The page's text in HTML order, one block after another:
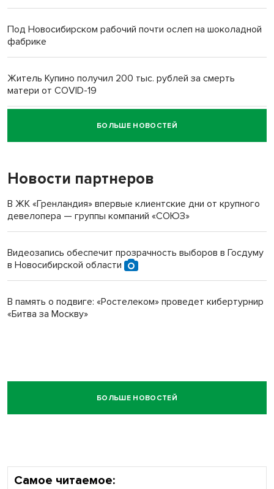
Под Новосибирском рабочий почти ослеп на шоколадной
фабрике
Житель Купино получил 200 тыс. рублей за смерть
матери от COVID-19
Новосибирский суд наказал водителя за смерть
пенсионерки на вокзале
БОЛЬШЕ НОВОСТЕЙ
Новости партнеров
В ЖК «Гренландия» впервые клиентские дни от крупного
девелопера — группы компаний «СОЮЗ»
Видеозапись обеспечит прозрачность выборов в Госдуму
в Новосибирской области
В память о подвиге: «Ростелеком» проведет кибертурнир
«Битва за Москву»
БОЛЬШЕ НОВОСТЕЙ
Самое читаемое: